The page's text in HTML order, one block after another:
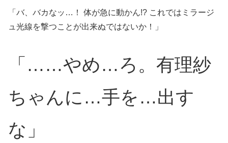
「バ、バカなッ…！ 体が急に動かん!? これではミラージ
ュ光線を撃つことが出来ぬではないか！」
「……やめ…ろ。有理紗
ちゃんに…手を…出す
な」